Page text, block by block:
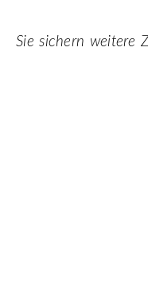
Sie sichern weitere